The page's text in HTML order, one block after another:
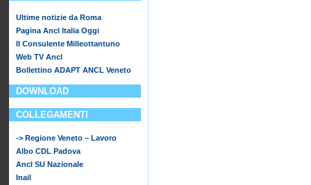
Ultime notizie da Roma
Pagina Ancl Italia Oggi
Il Consulente Milleottantuno
Web TV Ancl
Bollettino ADAPT ANCL Veneto
DOWNLOAD
COLLEGAMENTI
-> Regione Veneto – Lavoro
Albo CDL Padova
Ancl SU Nazionale
Inail